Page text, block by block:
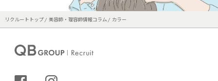
リクルートトップ 美容師・理容師情報コラム カラー
シェアする